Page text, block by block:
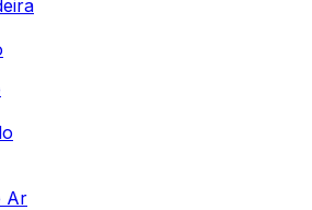
Ar